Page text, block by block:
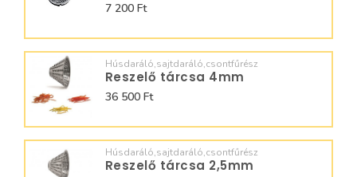
7 200 Ft
Húsdaráló,sajtdaráló,csontfűrész
Reszelő tárcsa 4mm
36 500 Ft
Húsdaráló,sajtdaráló,csontfűrész
Reszelő tárcsa 2,5mm